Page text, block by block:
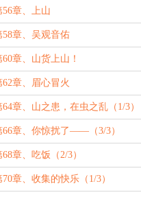
56章、上山
58章、吴观音佑
60章、山货上山！
62章、眉心冒火
64章、山之患，在虫之乱（1/3）
66章、你惊扰了——（3/3）
68章、吃饭（2/3）
70章、收集的快乐（1/3）